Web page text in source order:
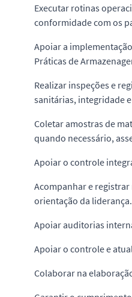
Executar rotinas
conformidade com os
Apoiar a
Práticas de
Realizar inspeções e
sanitárias, integridade
Coletar amostras de
quando necessário,
Apoiar o controle
Acompanhar e
orientação da liderança.
Apoiar auditorias
Apoiar o controle e
Colaborar na